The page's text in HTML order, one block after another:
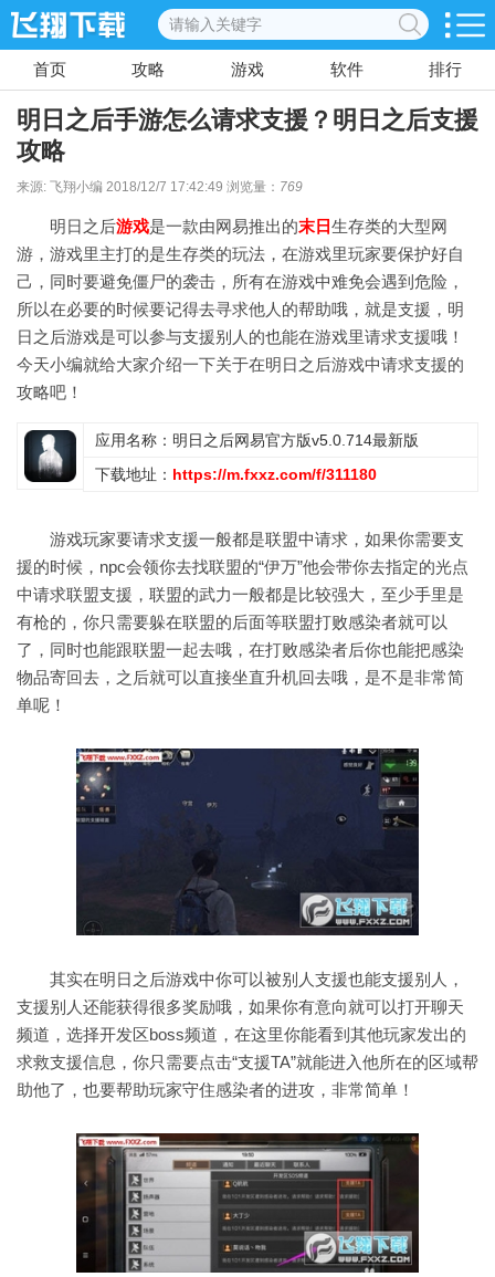
首页 攻略 游戏 软件 排行
明日之后手游怎么请求支援？明日之后支援
攻略
来源: 飞翔小编 2018/12/7 17:42:49 浏览量： 769
明日之后游戏是一款由网易推出的末日生存类的大型网
游，游戏里主打的是生存类的玩法，在游戏里玩家要保护好自
己，同时要避免僵尸的袭击，所有在游戏中难免会遇到危险，
所以在必要的时候要记得去寻求他人的帮助哦，就是支援，明
日之后游戏是可以参与支援别人的也能在游戏里请求支援哦！
今天小编就给大家介绍一下关于在明日之后游戏中请求支援的
攻略吧！
应用名称：明日之后网易官方版v5.0.714最新版
下载地址： https://m.fxxz.com/f/311180
游戏玩家要请求支援一般都是联盟中请求，如果你需要支
援的时候，npc会领你去找联盟的“伊万”他会带你去指定的光点
中请求联盟支援，联盟的武力一般都是比较强大，至少手里是
有枪的，你只需要躲在联盟的后面等联盟打败感染者就可以
了，同时也能跟联盟一起去哦，在打败感染者后你也能把感染
物品寄回去，之后就可以直接坐直升机回去哦，是不是非常简
单呢！
其实在明日之后游戏中你可以被别人支援也能支援别人，
支援别人还能获得很多奖励哦，如果你有意向就可以打开聊天
频道，选择开发区boss频道，在这里你能看到其他玩家发出的
求救支援信息，你只需要点击“支援TA”就能进入他所在的区域帮
助他了，也要帮助玩家守住感染者的进攻，非常简单！